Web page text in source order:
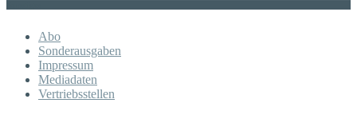
Abo
Sonderausgaben
Impressum
Mediadaten
Vertriebsstellen